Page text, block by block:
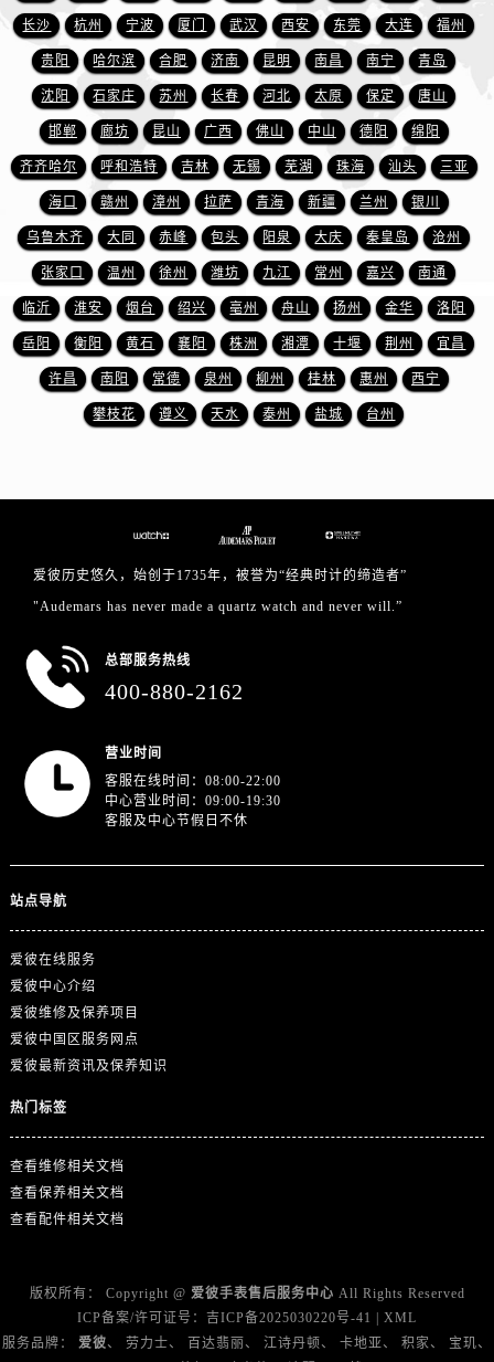
山东省枣庄市滕州市北辛路与善国路交叉口爱彼售后服务中心（需提前预约）
山东省淄博市张店区金晶大道爱彼售后服务中心（需提前预约）
上海市黄浦区南京东路299号宏伊国际广场写字楼8层806室爱彼售后服务中心（需提前预约）
上海市徐汇区虹桥路3号港汇中心2座37层3705室爱彼售后服务中心（需提前预约）
浙江省杭州市上城区钱江路1366号华润大厦A座5层503-5室爱彼售后服务中心（需提前预约）
浙江省湖州市吴兴区劳动路爱彼售后服务中心（需提前预约）
浙江省嘉兴市南湖区广益路705号嘉兴世界贸易中心A座13层1304室爱彼售后服务中心（需提前预约）
浙江省金华市金东区东市南街777号金华万达广场4号楼22楼2209室爱彼售后服务中心（需提前预约）
浙江省丽水市莲都区解放街爱彼售后服务中心（需提前预约）
浙江省宁波市江北区大闸南路500号来福士广场办公楼20层2009室爱彼售后服务中心（需提前预约）
浙江省衢州市柯城区上街爱彼售后服务中心（需提前预约）
浙江省绍兴市越城区胜利东路379号世茂天际中心写字楼8层805室爱彼售后服务中心（需提前预约）
浙江省舟山市定海区解放东路爱彼售后服务中心（需提前预约）
澳门特别行政区花王堂区大三巴商圈爱彼售后服务中心（需提前预约）
广西壮族自治区防城港市港口区金花茶大道爱彼售后服务中心（需提前预约）
长沙 杭州 宁波 厦门 武汉 西安 东莞 大连 福州
贵阳 哈尔滨 合肥 济南 昆明 南昌 南宁 青岛
沈阳 石家庄 苏州 长春 河北 太原 保定 唐山
邯郸 廊坊 昆山 广西 佛山 中山 德阳 绵阳
齐齐哈尔 呼和浩特 吉林 无锡 芜湖 珠海 汕头 三亚
海口 赣州 漳州 拉萨 青海 新疆 兰州 银川
乌鲁木齐 大同 赤峰 包头 阳泉 大庆 秦皇岛 沧州
张家口 温州 徐州 潍坊 九江 常州 嘉兴 南通
临沂 淮安 烟台 绍兴 亳州 舟山 扬州 金华 洛阳
岳阳 衡阳 黄石 襄阳 株洲 湘潭 十堰 荆州 宜昌
许昌 南阳 常德 泉州 柳州 桂林 惠州 西宁
攀枝花 遵义 天水 泰州 盐城 台州
爱彼历史悠久，始创于1735年，被誉为“经典时计的缔造者”
"Audemars has never made a quartz watch and never will.”
总部服务热线
400-880-2162
营业时间
客服在线时间：08:00-22:00
中心营业时间：09:00-19:30
客服及中心节假日不休
站点导航
爱彼在线服务
爱彼中心介绍
爱彼维修及保养项目
爱彼中国区服务网点
爱彼最新资讯及保养知识
热门标签
查看维修相关文档
查看保养相关文档
查看配件相关文档
版权所有： Copyright @ 爱彼手表售后服务中心 All Rights Reserved
ICP备案/许可证号： 吉ICP备2025030220号-41
XML
服务品牌： 爱彼、 劳力士、 百达翡丽 、 江诗丹顿 、 卡地亚、 积家、 宝玑、